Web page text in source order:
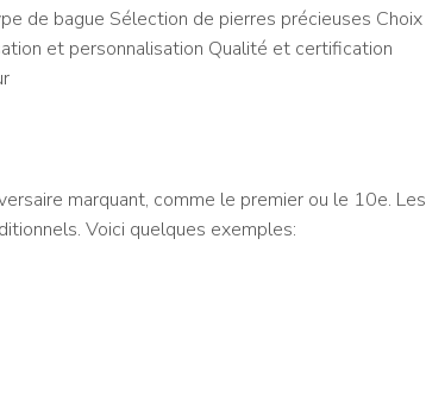
de bague Sélection de pierres précieuses Choix
et personnalisation Qualité et certification
marquant, comme le premier ou le 10e. Les
Voici quelques exemples: